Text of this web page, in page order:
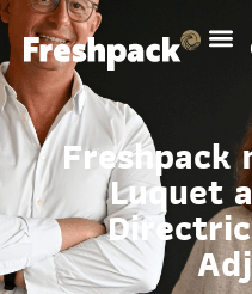
Freshpack
Luquet